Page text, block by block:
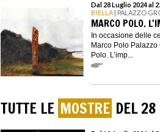
Dal 28 Luglio 2024 al
BIELLA | PALAZZO
MARCO POLO.
In occasione delle
Marco Polo Palazzo
Polo. L’imp...
TUTTE LE MOSTRE DEL